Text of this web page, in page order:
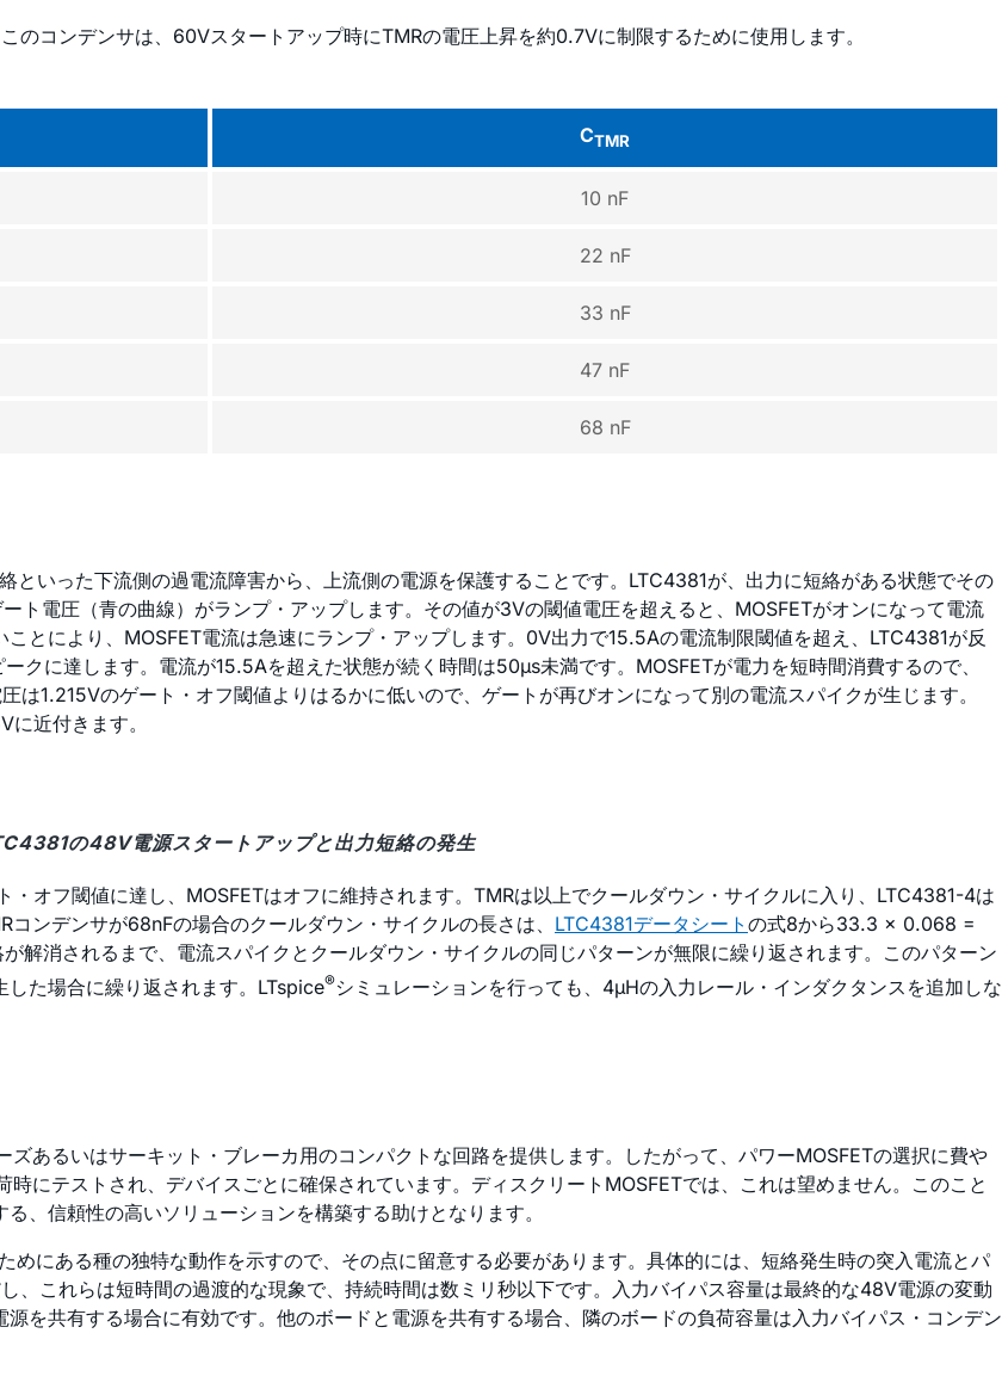
コンデンサは、60Vスタートアップ時にTMRの電圧上昇を約0.7Vに制限するために使用します。
CTMR
10 nF
22 nF
33 nF
47 nF
68 nF
といった下流側の過電流障害から、上流側の電源を保護することです。LTC4381が、出力に短絡がある状態でその
ト電圧（青の曲線）がランプ・アップします。その値が3Vの閾値電圧を超えると、MOSFETがオンになって電流
とにより、MOSFET電流は急速にランプ・アップします。0V出力で15.5Aの電流制限閾値を超え、LTC4381が反
クに達します。電流が15.5Aを超えた状態が続く時間は50µs未満です。MOSFETが電力を短時間消費するので、
1.215Vのゲート・オフ閾値よりはるかに低いので、ゲートが再びオンになって別の電流スパイクが生じます。
近付きます。
の48V電源スタートアップと出力短絡の発生
オフ閾値に達し、MOSFETはオフに維持されます。TMRは以上でクールダウン・サイクルに入り、LTC4381-4は
ンデンサが68nFの場合のクールダウン・サイクルの長さは、 LTC4381データシート の式8から33.3 × 0.068 =
解消されるまで、電流スパイクとクールダウン・サイクルの同じパターンが無限に繰り返されます。このパターン
た場合に繰り返されます。LTspice®シミュレーションを行っても、4µHの入力レール・インダクタンスを追加しな
あるいはサーキット・ブレーカ用のコンパクトな回路を提供します。したがって、パワーMOSFETの選択に費や
にテストされ、デバイスごとに確保されています。ディスクリートMOSFETでは、これは望めません。このこと
、信頼性の高いソリューションを構築する助けとなります。
にある種の独特な動作を示すので、その点に留意する必要があります。具体的には、短絡発生時の突入電流とパ
、これらは短時間の過渡的な現象で、持続時間は数ミリ秒以下です。入力バイパス容量は最終的な48V電源の変動
を共有する場合に有効です。他のボードと電源を共有する場合、隣のボードの負荷容量は入力バイパス・コンデン